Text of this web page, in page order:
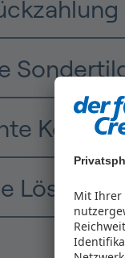
Mit Ihrer
Kosten